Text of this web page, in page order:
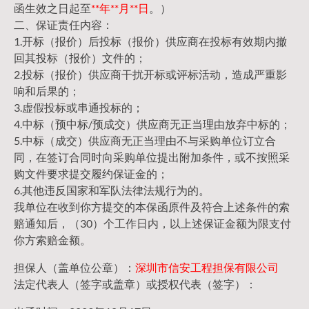
函生效之日起至**年**月**日 。）
二、保证责任内容：
1.开标（报价）后投标（报价）供应商在投标有效期内撤
回其投标（报价）文件的；
2.投标（报价）供应商干扰开标或评标活动，造成严重影
响和后果的；
3.虚假投标或串通投标的；
4.中标（预中标/预成交）供应商无正当理由放弃中标的；
5.中标（成交）供应商无正当理由不与采购单位订立合
同，在签订合同时向采购单位提出附加条件，或不按照采
购文件要求提交履约保证金的；
6.其他违反国家和军队法律法规行为的。
我单位在收到你方提交的本保函原件及符合上述条件的索
赔通知后，（30）个工作日内，以上述保证金额为限支付
你方索赔金额。
担保人（盖单位公章）： 深圳市信安工程担保有限公司
法定代表人（签字或盖章）或授权代表（签字）：